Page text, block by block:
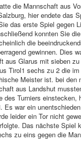
die Mannschaft aus
hier endete das
das erste Spiel gegen
konnten Sie
die
gewinnen. Dies
aus Glarus mit sieben
Tirol1 sechs zu 2 die
Meister ist. bei den
aus Landshut
des Turniers einstecken,
Es war ein
leider ein Tor nicht
Das nächste Spiel
zu eins gegen die